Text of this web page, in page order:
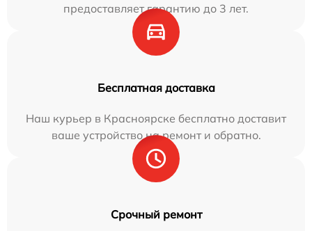
предоставляет гарантию до 3 лет.
Бесплатная доставка
Наш курьер в Красноярске бесплатно доставит
ваше устройство на ремонт и обратно.
Срочный ремонт